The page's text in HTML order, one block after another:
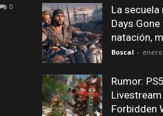
0
La
Days
natación,
Boscal - enero
Rumor:
Forbidden